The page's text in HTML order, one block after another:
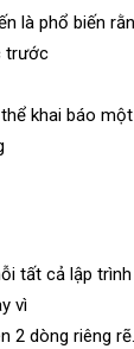
là phổ biến
trước
khai báo
tất cả lập
vì
2 dòng riêng rẽ.